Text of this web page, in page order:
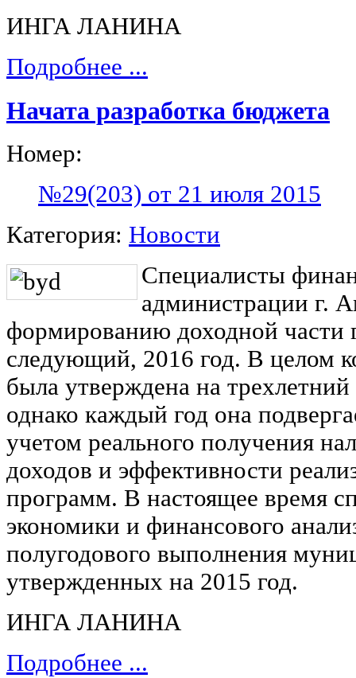
ИНГА ЛАНИНА
Подробнее ...
Начата разработка бюджета
Номер:
№29(203) от 21 июля 2015
Категория: Новости
Специалисты
администрации г.
формированию доходной части
следующий, 2016 год. В целом
была утверждена на
однако каждый год она
учетом реального получения
доходов и эффективности
программ. В настоящее время
экономики и финансового
полугодового выполнения
утвержденных на 2015 год.
ИНГА ЛАНИНА
Подробнее ...